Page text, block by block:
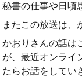
秘書の仕事や日頃
またこの放送は、
かおりさんの話は
が、最近オンライ
たらお話をしてい